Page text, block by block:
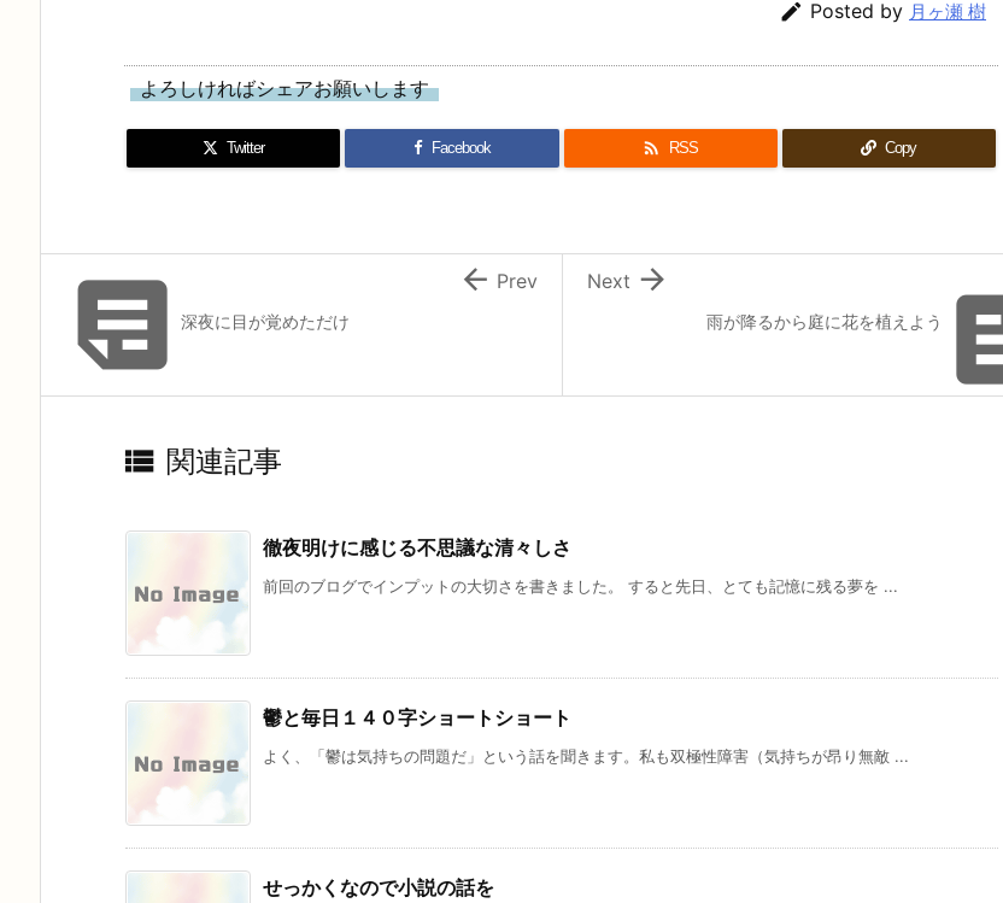
 Posted by 月ヶ瀬 樹
よろしければシェアお願いします
Twitter Facebook  RSS Copy
雨が降るから庭に花を植えよう

Next
深夜に目が覚めただけ
 Prev
 関連記事
徹夜明けに感じる不思議な清々しさ
前回のブログでインプットの大切さを書きました。 すると先日、とても記憶に残る夢を ...
鬱と毎日１４０字ショートショート
よく、「鬱は気持ちの問題だ」という話を聞きます。私も双極性障害（気持ちが昂り無敵 ...
せっかくなので小説の話を